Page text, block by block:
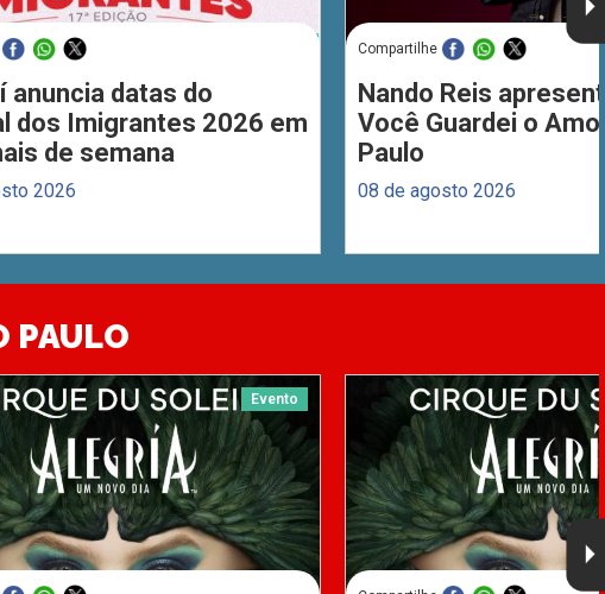
anuncia datas do
dos Imigrantes 2026 em
de semana
2026
Compartilhe
Nando Reis
Você Guardei o
Paulo
08 de agosto 2026
PAULO
Evento